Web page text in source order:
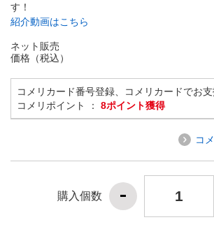
す！
紹介動画はこちら
ネット販売
価格（税込）
コメリカード番号登録、コメリカードでお
コメリポイント ： 8ポイント獲得
コ
購入個数